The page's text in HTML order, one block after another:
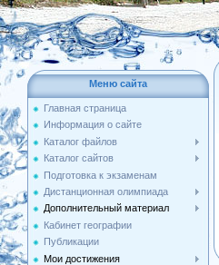
Меню сайта
Главная страница
Информация о сайте
Каталог файлов
Каталог сайтов
Подготовка к экзаменам
Дистанционная олимпиада
Дополнительный материал
Кабинет географии
Публикации
Мои достижения